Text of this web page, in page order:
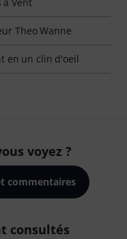
Theo Wanne
en un clin d'oeil
voyez ?
commentaires
consultés